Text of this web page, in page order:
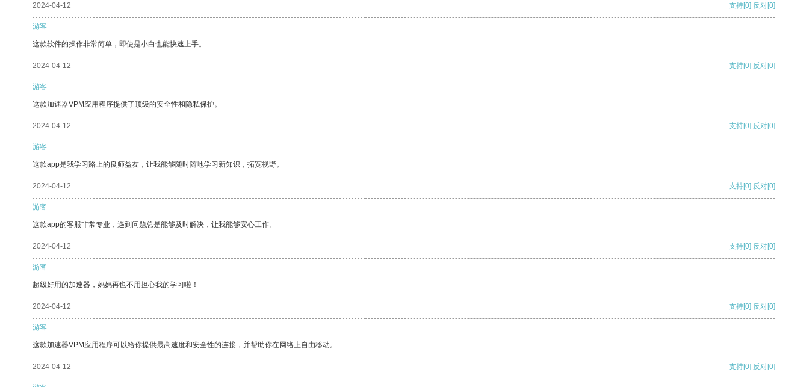
2024-04-12 支持[0] 反对[0]
游客
这款软件的操作非常简单，即使是小白也能快速上手。
2024-04-12 支持[0] 反对[0]
游客
这款加速器VPM应用程序提供了顶级的安全性和隐私保护。
2024-04-12 支持[0] 反对[0]
游客
这款app是我学习路上的良师益友，让我能够随时随地学习新知识，拓宽视野。
2024-04-12 支持[0] 反对[0]
游客
这款app的客服非常专业，遇到问题总是能够及时解决，让我能够安心工作。
2024-04-12 支持[0] 反对[0]
游客
超级好用的加速器，妈妈再也不用担心我的学习啦！
2024-04-12 支持[0] 反对[0]
游客
这款加速器VPM应用程序可以给你提供最高速度和安全性的连接，并帮助你在网络上自由移动。
2024-04-12 支持[0] 反对[0]